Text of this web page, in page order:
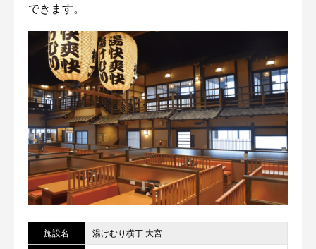
できます。
施設名
湯けむり横丁 大宮